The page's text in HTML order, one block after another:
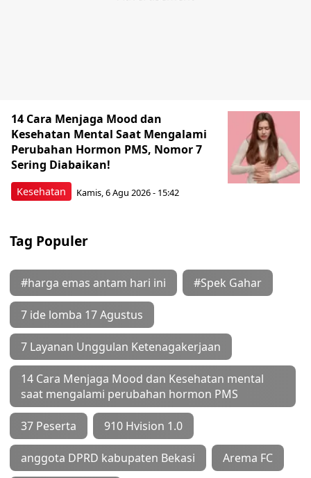
Kesehatan
14 Cara Menjaga Mood dan
Kesehatan Mental Saat Mengalami
Perubahan Hormon PMS, Nomor 7
Sering Diabaikan!
Kamis, 6 Agu 2026 - 15:42
Tag Populer
#harga emas antam hari ini #Spek Gahar
7 ide lomba 17 Agustus
7 Layanan Unggulan Ketenagakerjaan
14 Cara Menjaga Mood dan Kesehatan mental
saat mengalami perubahan hormon PMS
37 Peserta 910 Hvision 1.0
anggota DPRD kabupaten Bekasi Arema FC